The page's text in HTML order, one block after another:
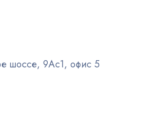
шоссе, 9Ас1, офис 5